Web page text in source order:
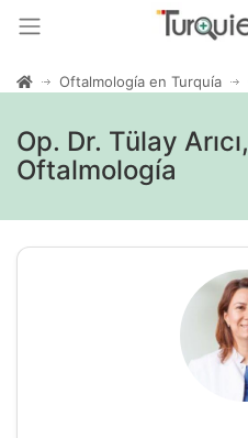
Oftalmología en Turquía
Op. Dr. Tülay
Oftalmología